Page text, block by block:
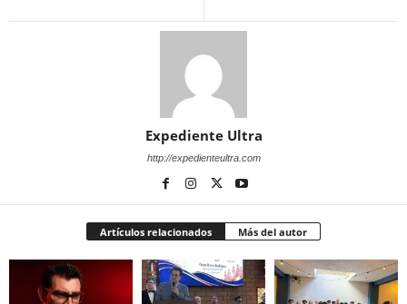
Expediente Ultra
http://expedienteultra.com
Artículos relacionados Más del autor